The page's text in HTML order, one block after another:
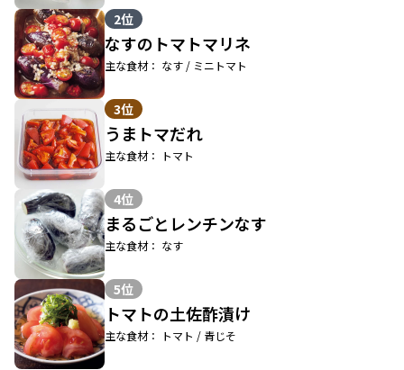
2位
なすのトマトマリネ
主な食材： なす / ミニトマト
3位
うまトマだれ
主な食材： トマト
4位
まるごとレンチンなす
主な食材： なす
5位
トマトの土佐酢漬け
主な食材： トマト / 青じそ